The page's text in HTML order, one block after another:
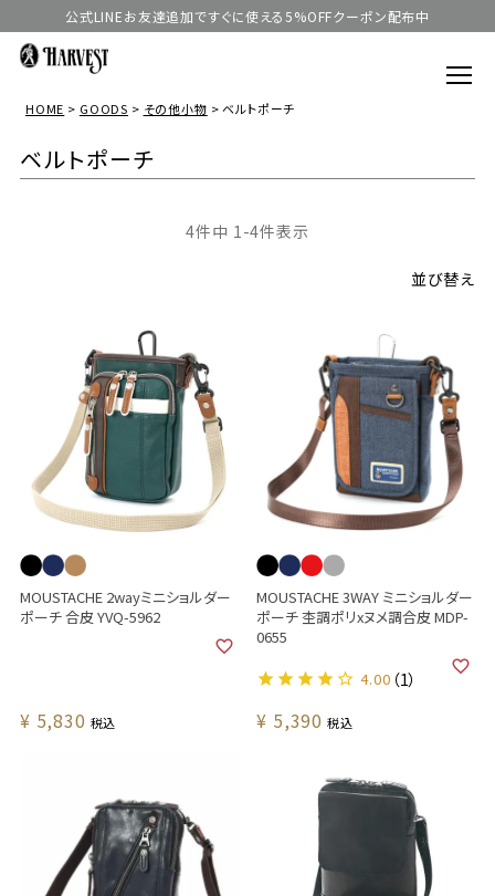
公式LINEお友達追加ですぐに使える5%OFFクーポン配布中
HOME GOODS その他小物 ベルトポーチ
ベルトポーチ
並び替え
4件中 1 -4件表示
MOUSTACHE 2wayミニショルダー
ポーチ 合皮 YVQ-5962
¥ 5,830 税込
MOUSTACHE 3WAY ミニショルダー
ポーチ 杢調ポリxヌメ調合皮 MDP-
0655
¥ 5,390 税込
4.00 （1）